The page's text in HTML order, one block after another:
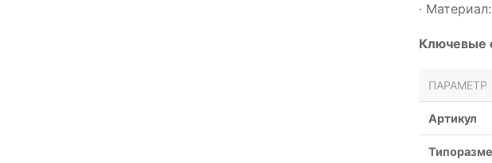
·
Ключевые
ПАРАМЕТР
Артикул